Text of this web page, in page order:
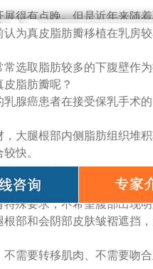
得有点晚。但是近年来随
为真皮脂肪瓣移植在乳房
选取脂肪较多的下腹壁作
脂肪瓣呢？
腺癌患者在接受保乳手术
大腿根部内侧脂肪组织堆
快。
不需要变换体位，术后也
殊要求，不希望腹部出现
部和会阴部皮肤皱褶遮挡
需要转移肌肉、不需要吻